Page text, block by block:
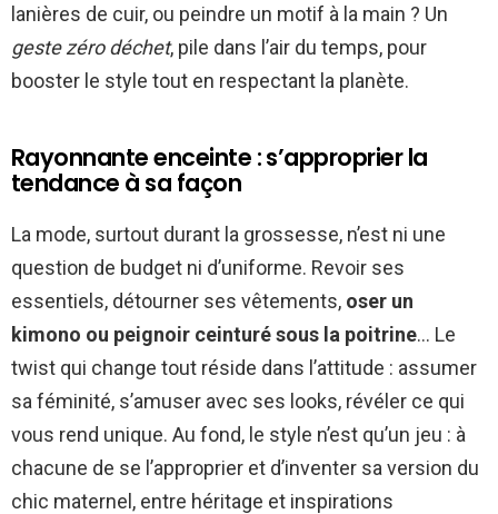
lanières de cuir, ou peindre un motif à la main ? Un
geste zéro déchet, pile dans l’air du temps, pour
booster le style tout en respectant la planète.
Rayonnante enceinte : s’approprier la
tendance à sa façon
La mode, surtout durant la grossesse, n’est ni une
question de budget ni d’uniforme. Revoir ses
essentiels, détourner ses vêtements, oser un
kimono ou peignoir ceinturé sous la poitrine… Le
twist qui change tout réside dans l’attitude : assumer
sa féminité, s’amuser avec ses looks, révéler ce qui
vous rend unique. Au fond, le style n’est qu’un jeu : à
chacune de se l’approprier et d’inventer sa version du
chic maternel, entre héritage et inspirations